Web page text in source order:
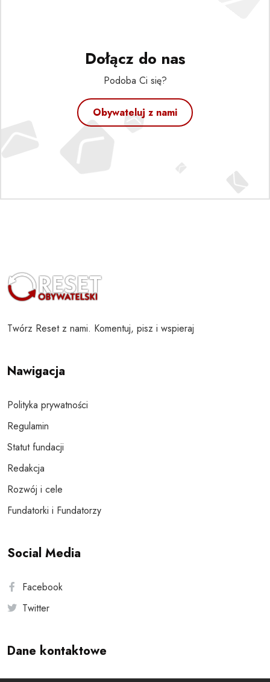
Dołącz do nas
Podoba Ci się?
Obywateluj z nami
Twórz Reset z nami. Komentuj, pisz i wspieraj
Nawigacja
Polityka prywatności
Regulamin
Statut fundacji
Redakcja
Rozwój i cele
Fundatorki i Fundatorzy
Social Media
Facebook
Twitter
Dane kontaktowe